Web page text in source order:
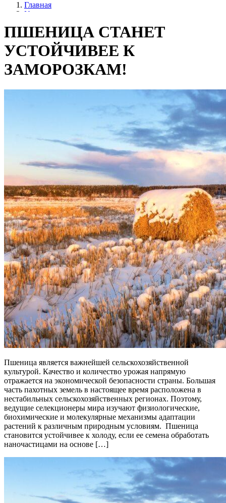
Главная
News
ЗАМОРОЗКАМ!
ПШЕНИЦА СТАНЕТ
УСТОЙЧИВЕЕ К
ЗАМОРОЗКАМ!
Пшеница является важнейшей сельскохозяйственной
культурой. Качество и количество урожая напрямую
отражается на экономической безопасности страны. Большая
часть пахотных земель в настоящее время расположена в
нестабильных сельскохозяйственных регионах. Поэтому,
ведущие селекционеры мира изучают физиологические,
биохимические и молекулярные механизмы адаптации
растений к различным природным условиям. Пшеница
становится устойчивее к холоду, если ее семена обработать
наночастицами на основе […]